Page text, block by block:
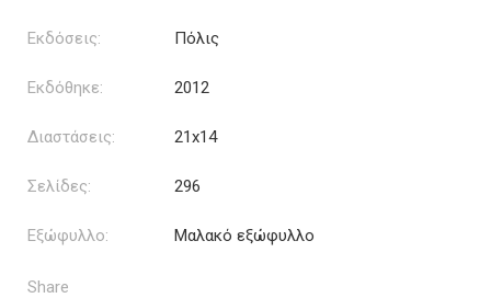
Εκδόσεις: Πόλις
Εκδόθηκε: 2012
Διαστάσεις: 21x14
Σελίδες: 296
Εξώφυλλο: Μαλακό εξώφυλλο
Share